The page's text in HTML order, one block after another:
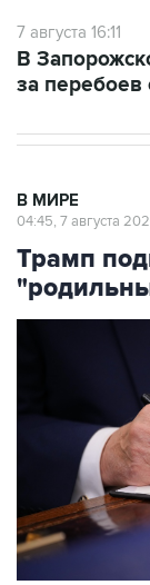
7 августа 16:11
В
за
В МИРЕ
04:45, 7 августа
Трамп